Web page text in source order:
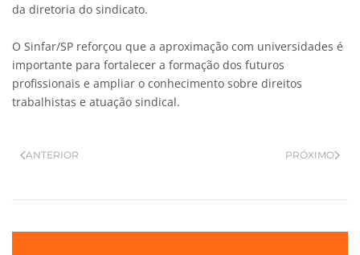
da diretoria do sindicato.
O Sinfar/SP reforçou que a aproximação com universidades é
importante para fortalecer a formação dos futuros
profissionais e ampliar o conhecimento sobre direitos
trabalhistas e atuação sindical.
ANTERIOR PRÓXIMO